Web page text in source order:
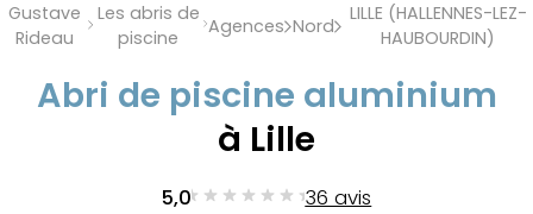
Gustave
Rideau
Les abris de
piscine
Agences Nord
LILLE (HALLENNES-LEZ-
HAUBOURDIN)
Abri de piscine aluminium
à Lille
5,0 36 avis